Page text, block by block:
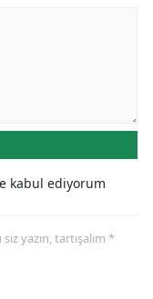
kabul ediyorum
yazın, tartışalım *